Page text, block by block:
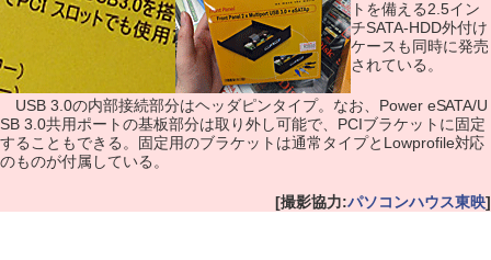
トを備える2.5イン
チSATA-HDD外付け
ケースも同時に発売
されている。
USB 3.0の内部接続部分はヘッダピンタイプ。なお、Power eSATA/U
SB 3.0共用ポートの基板部分は取り外し可能で、PCIブラケットに固定
することもできる。固定用のブラケットは通常タイプとLowprofile対応
のものが付属している。
[撮影協力:パソコンハウス東映]